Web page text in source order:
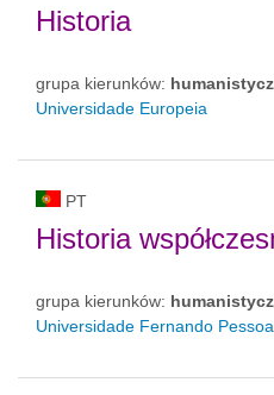
Historia
grupa kierunków:
Universidade Europeia
PT
Historia
grupa kierunków:
Universidade Fernando Pessoa